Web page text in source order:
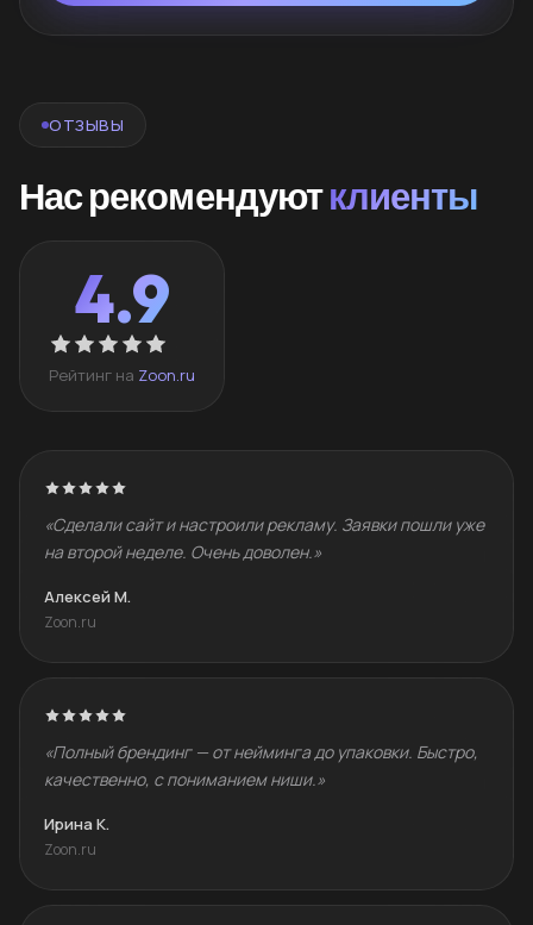
ОТЗЫВЫ
Нас рекомендуютклиенты
4.9
Рейтинг на Zoon.ru
«Сделали сайт и настроили рекламу. Заявки пошли уже
на второй неделе. Очень доволен.»
Алексей М.
Zoon.ru
«Полный брендинг — от нейминга до упаковки. Быстро,
качественно, с пониманием ниши.»
Ирина К.
Zoon.ru